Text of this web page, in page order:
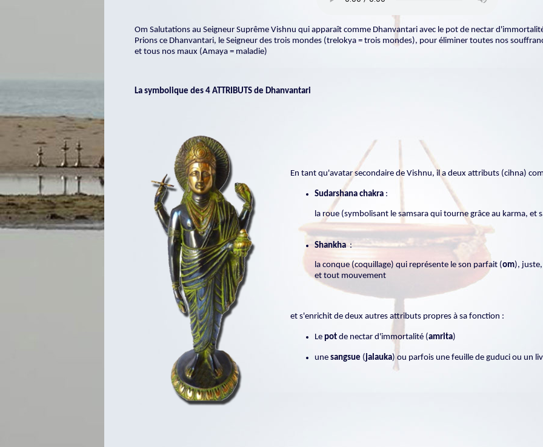
Om Salutations au Seigneur Suprême Vishnu qui apparaît comme Dhanvantari avec le pot de nectar
Prions ce Dhanvantari, le Seigneur des trois mondes (trelokya = trois mondes), pour éliminer toutes nos
et tous nos maux (Amaya = maladie)
La symbolique des 4 ATTRIBUTS de Dhanvantari
En tant qu'avatar secondaire de Vishnu, il a deux attributs (cihna)
Sudarshana chakra :
la roue (symbolisant le samsara qui tourne grâce au karma, et
Shankha:
la conque (coquillage) qui représente le son parfait (om),
et tout mouvement
et s'enrichit de deux autres attributs propres à sa fonction :
Le pot de nectar d'immortalité (amrita)
une sangsue (jalauka) ou parfois une feuille de guduci ou un